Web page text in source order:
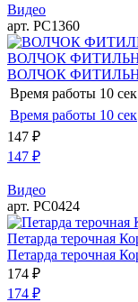
Видео
арт. РС1360
ВОЛЧОК
ВОЛЧОК
Время работы 10 сек
Время работы 10 сек
147 ₽
147 ₽
Видео
арт. РС0424
Петарда терочная
Петарда терочная
174 ₽
174 ₽